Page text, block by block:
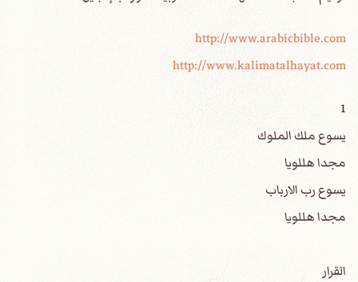
http://www.arabicbible.com
http://www.kalimatalhayat.com
1
يسوع ملك الملوك
مجدا هللويا
يسوع رب الارباب
مجدا هللويا
القرار